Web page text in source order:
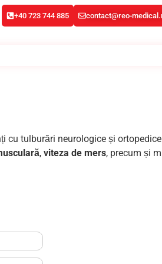
+40 723 744 885 contact@reo-
cu tulburări neurologice și
, viteza de mers, precum și